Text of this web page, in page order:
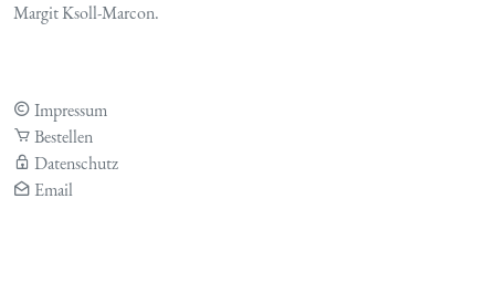
Margit Ksoll-Marcon.
Impressum
Bestellen
Datenschutz
Email